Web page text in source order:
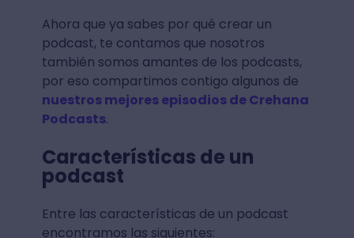
Ahora que ya sabes por qué crear un
podcast, te contamos que nosotros
también somos amantes de los podcasts,
por eso compartimos contigo algunos de
nuestros mejores episodios de Crehana
Podcasts.
Características de un
podcast
Entre las características de un podcast
encontramos las siguientes: